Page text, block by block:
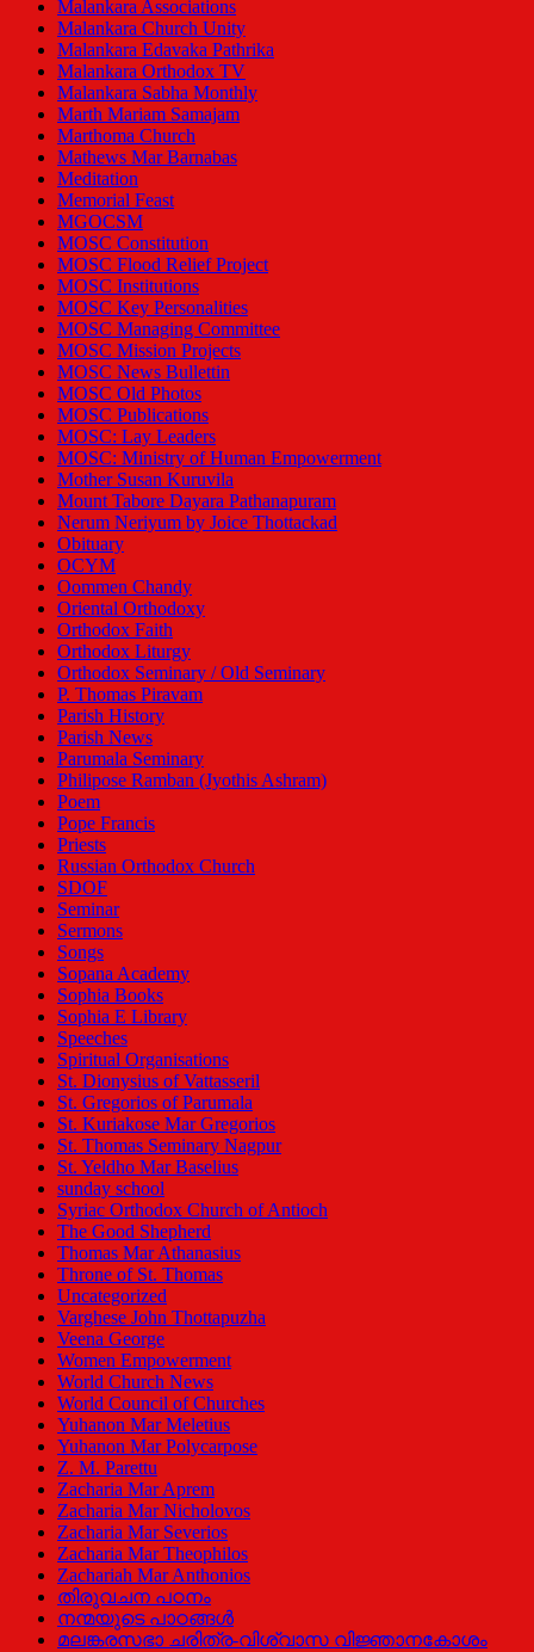
Malankara Associations
Malankara Church Unity
Malankara Edavaka Pathrika
Malankara Orthodox TV
Malankara Sabha Monthly
Marth Mariam Samajam
Marthoma Church
Mathews Mar Barnabas
Meditation
Memorial Feast
MGOCSM
MOSC Constitution
MOSC Flood Relief Project
MOSC Institutions
MOSC Key Personalities
MOSC Managing Committee
MOSC Mission Projects
MOSC News Bullettin
MOSC Old Photos
MOSC Publications
MOSC: Lay Leaders
MOSC: Ministry of Human Empowerment
Mother Susan Kuruvila
Mount Tabore Dayara Pathanapuram
Nerum Neriyum by Joice Thottackad
Obituary
OCYM
Oommen Chandy
Oriental Orthodoxy
Orthodox Faith
Orthodox Liturgy
Orthodox Seminary / Old Seminary
P. Thomas Piravam
Parish History
Parish News
Parumala Seminary
Philipose Ramban (Jyothis Ashram)
Poem
Pope Francis
Priests
Russian Orthodox Church
SDOF
Seminar
Sermons
Songs
Sopana Academy
Sophia Books
Sophia E Library
Speeches
Spiritual Organisations
St. Dionysius of Vattasseril
St. Gregorios of Parumala
St. Kuriakose Mar Gregorios
St. Thomas Seminary Nagpur
St. Yeldho Mar Baselius
sunday school
Syriac Orthodox Church of Antioch
The Good Shepherd
Thomas Mar Athanasius
Throne of St. Thomas
Uncategorized
Varghese John Thottapuzha
Veena George
Women Empowerment
World Church News
World Council of Churches
Yuhanon Mar Meletius
Yuhanon Mar Polycarpose
Z. M. Parettu
Zacharia Mar Aprem
Zacharia Mar Nicholovos
Zacharia Mar Severios
Zacharia Mar Theophilos
Zachariah Mar Anthonios
തിരുവചന പഠനം
നന്മയുടെ പാഠങ്ങള്‍
മലങ്കരസഭാ ചരിത്ര-വിശ്വാസ വിജ്ഞാനകോശം